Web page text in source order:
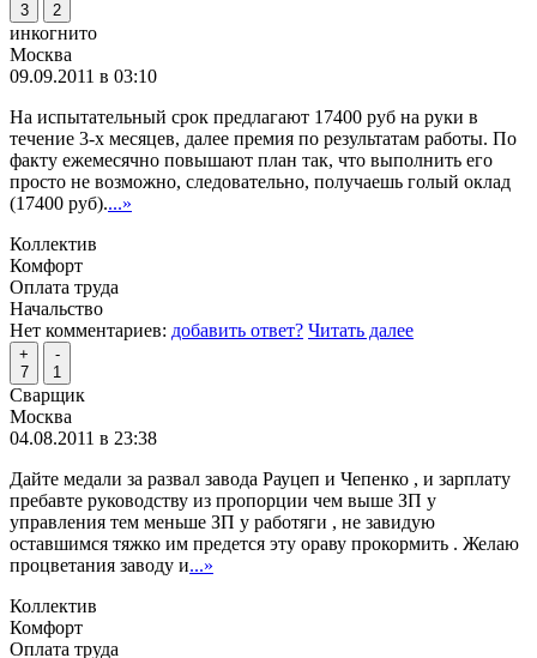
3
2
инкогнито
Москва
09.09.2011 в 03:10
На испытательный срок предлагают 17400 руб на руки в
течение 3-х месяцев, далее премия по результатам работы. По
факту ежемесячно повышают план так, что выполнить его
просто не возможно, следовательно, получаешь голый оклад
(17400 руб)....»
Коллектив
Комфорт
Оплата труда
Начальство
Нет комментариев: добавить ответ? Читать далее
+
7
-
1
Сварщик
Москва
04.08.2011 в 23:38
Дайте медали за развал завода Рауцеп и Чепенко , и зарплату
пребавте руководству из пропорции чем выше ЗП у
управления тем меньше ЗП у работяги , не завидую
оставшимся тяжко им предется эту ораву прокормить . Желаю
процветания заводу и...»
Коллектив
Комфорт
Оплата труда